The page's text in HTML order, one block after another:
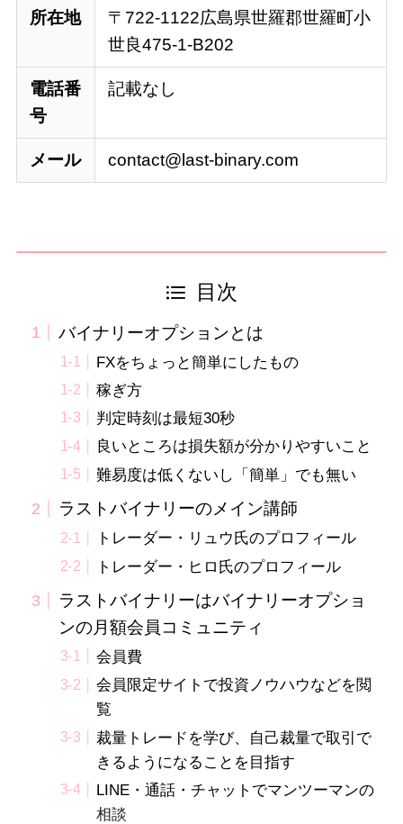
所在地
〒722-1122広島県世羅郡世羅町小
世良475-1-B202
電話番
号
記載なし
メール contact@last-binary.com
目次
バイナリーオプションとは
FXをちょっと簡単にしたもの
稼ぎ方
判定時刻は最短30秒
良いところは損失額が分かりやすいこと
難易度は低くないし「簡単」でも無い
ラストバイナリーのメイン講師
トレーダー・リュウ氏のプロフィール
トレーダー・ヒロ氏のプロフィール
ラストバイナリーはバイナリーオプショ
ンの月額会員コミュニティ
会員費
会員限定サイトで投資ノウハウなどを閲
覧
裁量トレードを学び、自己裁量で取引で
きるようになることを目指す
LINE・通話・チャットでマンツーマンの
相談